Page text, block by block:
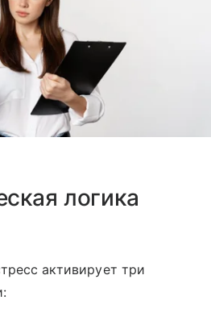
логика
активирует три